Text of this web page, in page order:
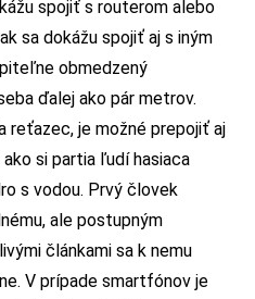
spojiť s routerom alebo
sa dokážu spojiť aj s iným
obmedzený
ďalej ako pár metrov.
reťazec, je možné prepojiť aj
si partia ľudí hasiaca
s vodou. Prvý človek
ale postupným
článkami sa k nemu
V prípade smartfónov je